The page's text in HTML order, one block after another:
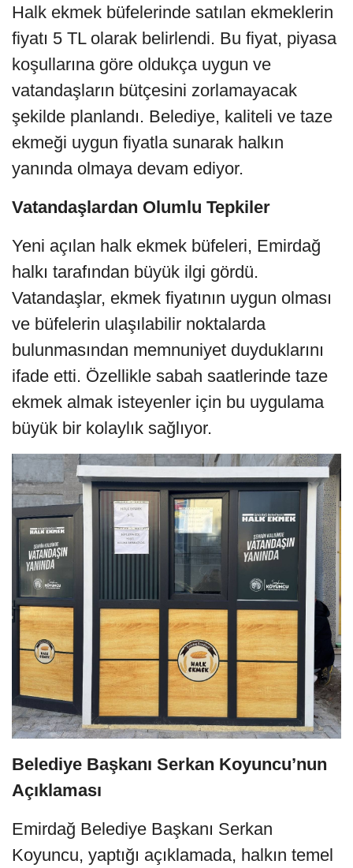
Halk ekmek büfelerinde satılan ekmeklerin
fiyatı 5 TL olarak belirlendi. Bu fiyat, piyasa
koşullarına göre oldukça uygun ve
vatandaşların bütçesini zorlamayacak
şekilde planlandı. Belediye, kaliteli ve taze
ekmeği uygun fiyatla sunarak halkın
yanında olmaya devam ediyor.
Vatandaşlardan Olumlu Tepkiler
Yeni açılan halk ekmek büfeleri, Emirdağ
halkı tarafından büyük ilgi gördü.
Vatandaşlar, ekmek fiyatının uygun olması
ve büfelerin ulaşılabilir noktalarda
bulunmasından memnuniyet duyduklarını
ifade etti. Özellikle sabah saatlerinde taze
ekmek almak isteyenler için bu uygulama
büyük bir kolaylık sağlıyor.
Belediye Başkanı Serkan Koyuncu’nun
Açıklaması
Emirdağ Belediye Başkanı Serkan
Koyuncu, yaptığı açıklamada, halkın temel